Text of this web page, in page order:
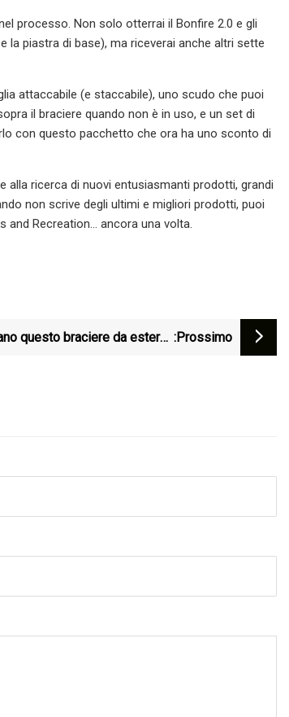
processo. Non solo otterrai il Bonfire 2.0 e gli
piastra di base), ma riceverai anche altri sette
attaccabile (e staccabile), uno scudo che puoi
il braciere quando non è in uso, e un set di
con questo pacchetto che ora ha uno sconto di
alla ricerca di nuovi entusiasmanti prodotti, grandi
non scrive degli ultimi e migliori prodotti, puoi
Recreation... ancora una volta.
questo braciere da esterno :Prossimo